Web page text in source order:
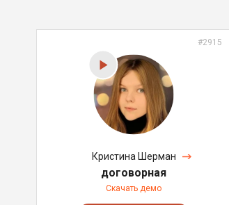
#2915
Кристина Шерман
договорная
Скачать демо